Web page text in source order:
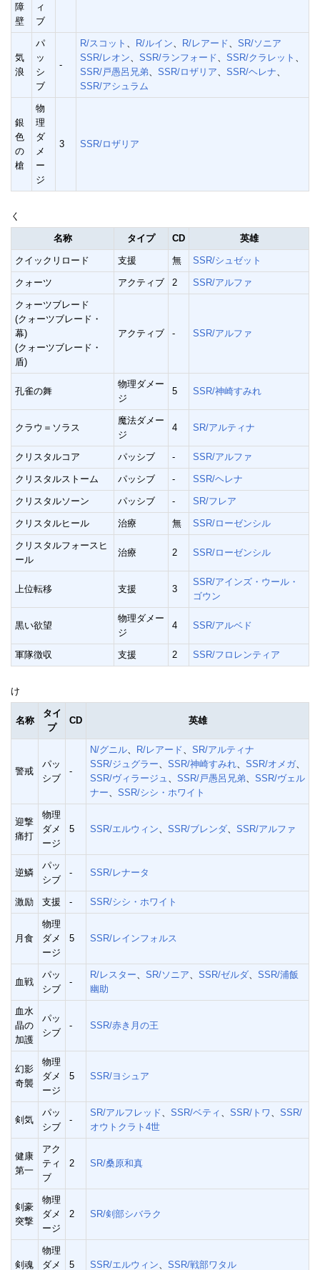
障
壁
ィ
ブ
気
浪
パ
ッ
シ
ブ
-
R/スコット R/ルイン R/レアード
SR/ソニア
SSR/レオン
SSR/ランフォード SSR/クラレット
SSR/戸愚呂兄弟
SSR/ロザリア SSR/ヘレナ
SSR/アシュラム
銀
色
の
槍
物
理
ダ
メ
ー
ジ
3 SSR/ロザリア
く
名称 タイプ CD 英雄
クイックリロード 支援 無 SSR/シュゼット
クォーツ アクティブ 2 SSR/アルファ
クォーツブレード
(クォーツブレード・
幕)
(クォーツブレード・
盾)
アクティブ - SSR/アルファ
孔雀の舞
物理ダメー
ジ
5 SSR/神崎すみれ
クラウ＝ソラス
魔法ダメー
ジ
4 SR/アルティナ
クリスタルコア パッシブ - SSR/アルファ
クリスタルストーム パッシブ - SSR/ヘレナ
クリスタルソーン パッシブ - SR/フレア
クリスタルヒール 治療 無 SSR/ローゼンシル
クリスタルフォースヒ
ール
治療 2 SSR/ローゼンシル
上位転移 支援 3
SSR/アインズ・ウール・
ゴウン
黒い欲望
物理ダメー
ジ
4 SSR/アルベド
軍隊徴収 支援 2 SSR/フロレンティア
け
名称
タイ
プ
CD 英雄
警戒
パッ
シブ
-
N/グニル R/レアード
SR/アルティナ
SSR/ジュグラー
SSR/神崎すみれ SSR/オメガ、
SSR/ヴィラージュ
SSR/戸愚呂兄弟
SSR/ヴェル
ナー
SSR/シシ・ホワイト
迎撃
痛打
物理
ダメ
ージ
5 SSR/エルウィン SSR/ブレンダ SSR/アルファ
逆鱗
パッ
シブ
- SSR/レナータ
激励 支援 - SSR/シシ・ホワイト
月食
物理
ダメ
ージ
5 SSR/レインフォルス
血戦
パッ
シブ
-
R/レスター SR/ソニア SSR/ゼルダ
SSR/浦飯
幽助
血水
晶の
加護
パッ
シブ
- SSR/赤き月の王
幻影
奇襲
物理
ダメ
ージ
5 SSR/ヨシュア
剣気
パッ
シブ
-
SR/アルフレッド SSR/ベティ SSR/トワ
SSR/
オウトクラト4世
健康
第一
アク
ティ
ブ
2 SR/桑原和真
剣豪
突撃
物理
ダメ
ージ
2 SR/剣部シバラク
剣魂
物理
ダメ
5 SSR/エルウィン SSR/戦部ワタル